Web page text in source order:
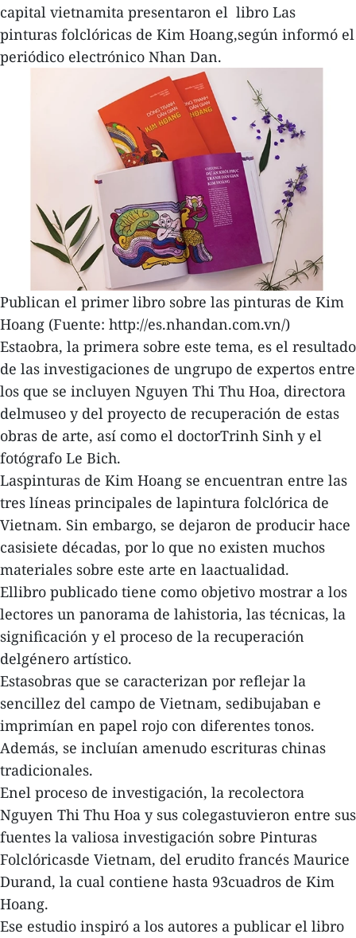
capital vietnamita presentaron el libro Las
pinturas folclóricas de Kim Hoang,según informó el
periódico electrónico Nhan Dan.
Publican el primer libro sobre las pinturas de Kim
Hoang (Fuente: http://es.nhandan.com.vn/)
Estaobra, la primera sobre este tema, es el resultado
de las investigaciones de ungrupo de expertos entre
los que se incluyen Nguyen Thi Thu Hoa, directora
delmuseo y del proyecto de recuperación de estas
obras de arte, así como el doctorTrinh Sinh y el
fotógrafo Le Bich.
Laspinturas de Kim Hoang se encuentran entre las
tres líneas principales de lapintura folclórica de
Vietnam. Sin embargo, se dejaron de producir hace
casisiete décadas, por lo que no existen muchos
materiales sobre este arte en laactualidad.
Ellibro publicado tiene como objetivo mostrar a los
lectores un panorama de lahistoria, las técnicas, la
significación y el proceso de la recuperación
delgénero artístico.
Estasobras que se caracterizan por reflejar la
sencillez del campo de Vietnam, sedibujaban e
imprimían en papel rojo con diferentes tonos.
Además, se incluían amenudo escrituras chinas
tradicionales.
Enel proceso de investigación, la recolectora
Nguyen Thi Thu Hoa y sus colegastuvieron entre sus
fuentes la valiosa investigación sobre Pinturas
Folclóricasde Vietnam, del erudito francés Maurice
Durand, la cual contiene hasta 93cuadros de Kim
Hoang.
Ese estudio inspiró a los autores a publicar el libro